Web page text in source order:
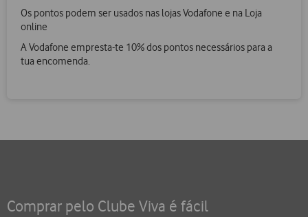
Os pontos podem ser usados nas lojas Vodafone e na Loja
online
A Vodafone empresta-te 10% dos pontos necessários para a
tua encomenda.
Comprar pelo Clube Viva é fácil